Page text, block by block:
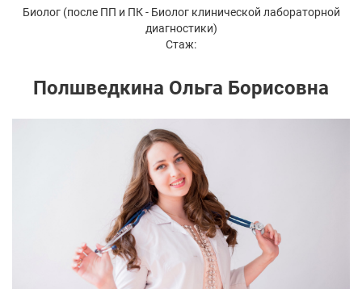
Биолог (после ПП и ПК - Биолог клинической лабораторной
диагностики)
Стаж:
Полшведкина Ольга Борисовна